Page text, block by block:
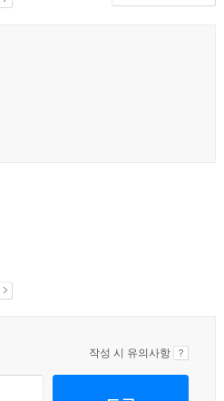
작성 시 유의사항